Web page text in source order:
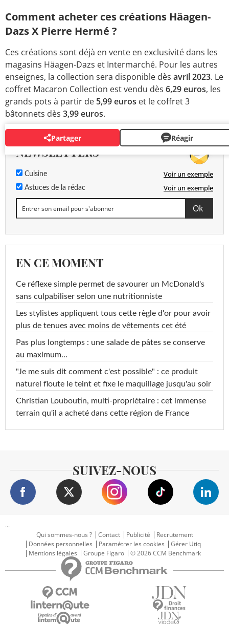
Comment acheter ces créations Häagen-
Dazs X Pierre Hermé ?
Ces créations sont déjà en vente en exclusivité dans les
magasins Häagen-Dazs et Intermarché. Pour les autres
enseignes, la collection sera disponible dès avril 2023. Le
coffret Macaron Collection est vendu dès 6,29 euros, les
grands pots à partir de 5,99 euros et le coffret 3
bâtonnets dès 3,99 euros.
Partager Réagir
NEWSLETTERS
Cuisine Voir un exemple
Astuces de la rédac Voir un exemple
EN CE MOMENT
Ce réflexe simple permet de savourer un McDonald's
sans culpabiliser selon une nutritionniste
Les stylistes appliquent tous cette règle d'or pour avoir
plus de tenues avec moins de vêtements cet été
Pas plus longtemps : une salade de pâtes se conserve
au maximum...
"Je me suis dit comment c'est possible" : ce produit
naturel floute le teint et fixe le maquillage jusqu'au soir
Christian Louboutin, multi-propriétaire : cet immense
terrain qu'il a acheté dans cette région de France
SUIVEZ-NOUS
...
Qui sommes-nous ?
Contact Publicité
Recrutement
Données personnelles
Paramétrer les cookies
Gérer Utiq
Mentions légales
Groupe Figaro © 2026 CCM Benchmark